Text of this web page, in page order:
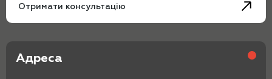
Отримати консультацію
Адреса